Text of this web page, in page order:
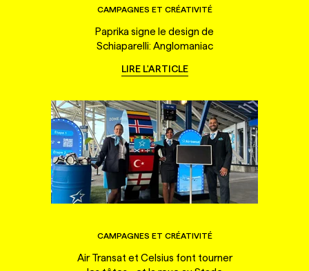
CAMPAGNES ET CRÉATIVITÉ
Paprika signe le design de
Schiaparelli: Anglomaniac
LIRE L'ARTICLE
CAMPAGNES ET CRÉATIVITÉ
Air Transat et Celsius font tourner